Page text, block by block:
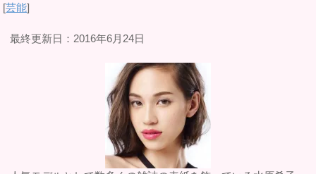
[芸能]
最終更新日：2016年6月24日